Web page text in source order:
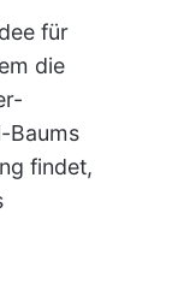
für
die
Baums
findet,